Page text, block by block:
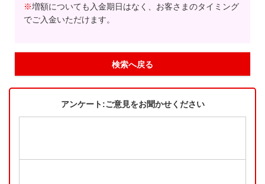
※増額についても入金期日はなく、お客さまのタイミング
でご入金いただけます。
検索へ戻る
アンケート:ご意見をお聞かせください